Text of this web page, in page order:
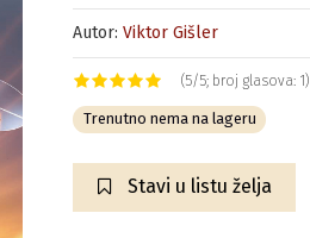
Autor:Viktor Gišler
(5/5; broj glasova: 1)
Trenutno nema na lageru
Stavi u listu želja